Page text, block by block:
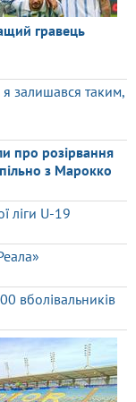
гравець
залишався таким,
про розірвання
з Марокко
ліги U-19
вболівальників